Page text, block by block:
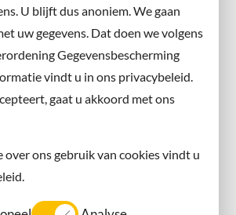
U blijft dus anoniem. We gaan
uw gegevens. Dat doen we volgens
Gegevensbescherming
vindt u in ons privacybeleid.
gaat u akkoord met ons
ons gebruik van cookies vindt u
met de gemeente